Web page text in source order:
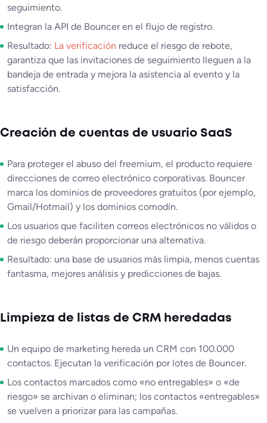
seguimiento.
Integran la API de Bouncer en el flujo de registro.
Resultado: La verificación reduce el riesgo de rebote,
garantiza que las invitaciones de seguimiento lleguen a la
bandeja de entrada y mejora la asistencia al evento y la
satisfacción.
Creación de cuentas de usuario SaaS
Para proteger el abuso del freemium, el producto requiere
direcciones de correo electrónico corporativas. Bouncer
marca los dominios de proveedores gratuitos (por ejemplo,
Gmail/Hotmail) y los dominios comodín.
Los usuarios que faciliten correos electrónicos no válidos o
de riesgo deberán proporcionar una alternativa.
Resultado: una base de usuarios más limpia, menos cuentas
fantasma, mejores análisis y predicciones de bajas.
Limpieza de listas de CRM heredadas
Un equipo de marketing hereda un CRM con 100.000
contactos. Ejecutan la verificación por lotes de Bouncer.
Los contactos marcados como «no entregables» o «de
riesgo» se archivan o eliminan; los contactos «entregables»
se vuelven a priorizar para las campañas.